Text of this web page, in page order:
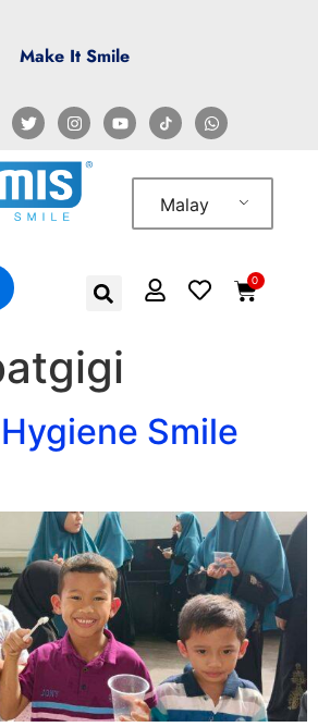
Make It Smile
Malay
0
Smile